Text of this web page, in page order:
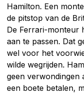
Hamilton. Een
de pitstop van de
De Ferrari-monteur
aan te passen. Dat
wel voor het
wilde wegrijden.
geen verwondingen
een boete betalen,